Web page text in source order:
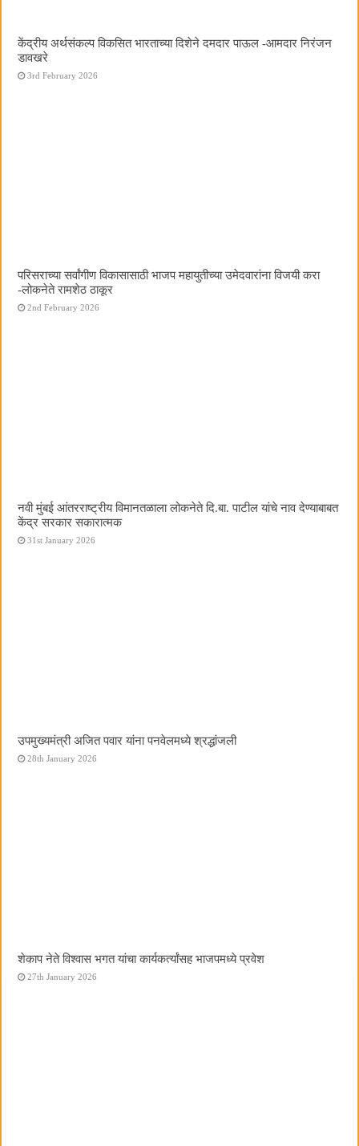
केंद्रीय अर्थसंकल्प विकसित भारताच्या दिशेने दमदार पाऊल -आमदार निरंजन
डावखरे
3rd February 2026
परिसराच्या सर्वांगीण विकासासाठी भाजप महायुतीच्या उमेदवारांना विजयी करा
-लोकनेते रामशेठ ठाकूर
2nd February 2026
नवी मुंबई आंतरराष्ट्रीय विमानतळाला लोकनेते दि.बा. पाटील यांचे नाव देण्याबाबत
केंद्र सरकार सकारात्मक
31st January 2026
उपमुख्यमंत्री अजित पवार यांना पनवेलमध्ये श्रद्धांजली
28th January 2026
शेकाप नेते विश्वास भगत यांचा कार्यकर्त्यांसह भाजपमध्ये प्रवेश
27th January 2026